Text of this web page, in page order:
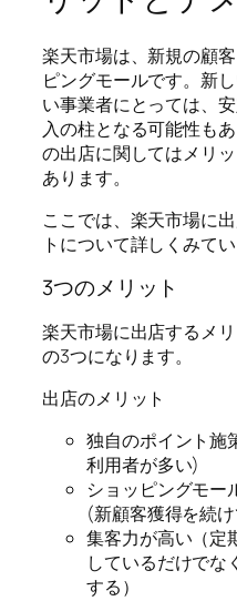
楽天市場は、新規の顧
ピングモールです。新
い事業者にとっては、
入の柱となる可能性も
の出店に関してはメリ
あります。
ここでは、楽天市場に
トについて詳しくみてい
3つのメリット
楽天市場に出店するメ
の3つになります。
出店のメリット
独自のポイント施
利用者が多い)
ショッピングモー
(新顧客獲得を続
集客力が高い（定
しているだけでな
する）